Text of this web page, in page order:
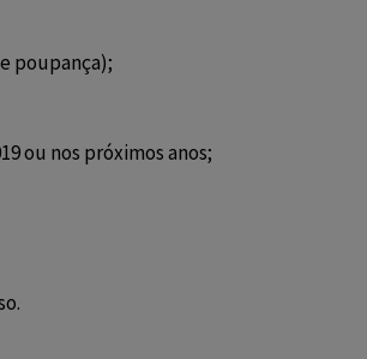
poupança);
ou nos próximos anos;